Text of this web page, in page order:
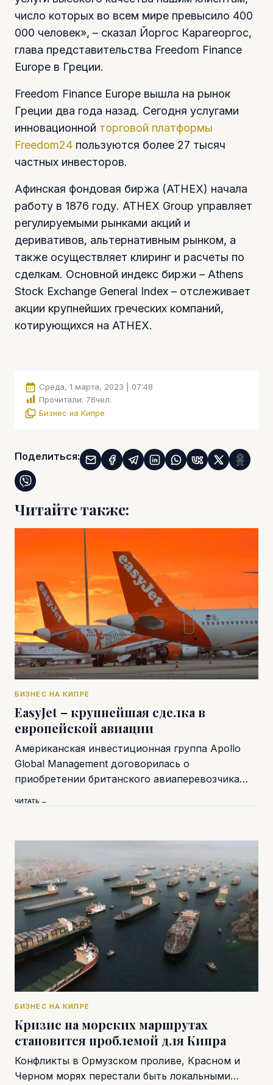
число которых во всем мире превысило 400
000 человек», – сказал Йоргос Карагеоргос,
глава представительства Freedom Finance
Europe в Греции.
Freedom Finance Europe вышла на рынок
Греции два года назад. Сегодня услугами
инновационной торговой платформы
Freedom24 пользуются более 27 тысяч
частных инвесторов.
Афинская фондовая биржа (ATHEX) начала
работу в 1876 году. ATHEX Group управляет
регулируемыми рынками акций и
деривативов, альтернативным рынком, а
также осуществляет клиринг и расчеты по
сделкам. Основной индекс биржи – Athens
Stock Exchange General Index – отслеживает
акции крупнейших греческих компаний,
котирующихся на ATHEX.
Среда, 1 марта, 2023 | 07:48
Прочитали: 76чел.
Бизнес на Кипре
Поделиться:
Читайте также:
БИЗНЕС НА КИПРЕ
EasyJet – крупнейшая сделка в
европейской авиации
Американская инвестиционная группа Apollo
Global Management договорилась о
приобретении британского авиаперевозчика…
ЧИТАТЬ →
БИЗНЕС НА КИПРЕ
Кризис на морских маршрутах
становится проблемой для Кипра
Конфликты в Ормузском проливе, Красном и
Черном морях перестали быть локальными…